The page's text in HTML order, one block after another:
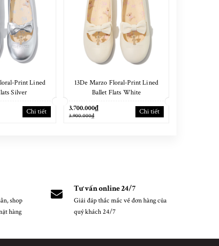
Print Lined
Silver
Chi tiết
13De Marzo Floral-Print Lined
Ballet Flats White
3.700.000₫
3.900.000₫ Chi tiết
shop
hàng
Tư vấn online 24/7
Giải đáp thắc mắc về đơn hàng của
quý khách 24/7